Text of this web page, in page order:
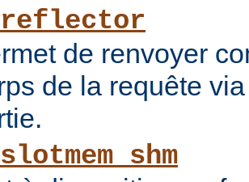
de renvoyer
de la requête